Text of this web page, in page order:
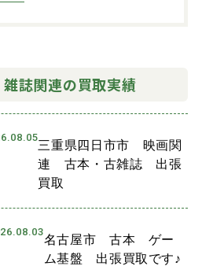
誌関連の買取実績
三重県四日市市 映画関
連 古本・古雑誌 出張
買取
名古屋市 古本 ゲー
ム基盤 出張買取です♪